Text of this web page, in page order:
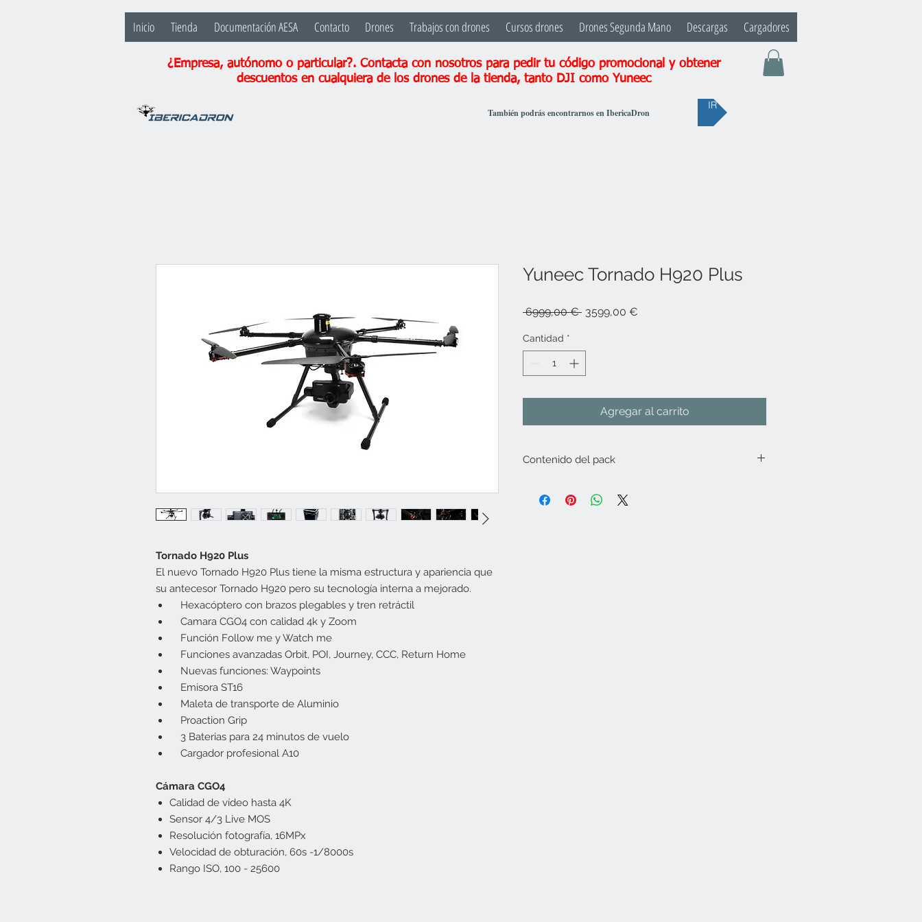
Inicio Tienda Documentación AESA Contacto Drones Trabajos con drones Cursos drones Drones Segunda Mano Descargas Cargadores
¿Empresa, autónomo o particular?. Contacta con nosotros para pedir tu código promocional y obtener
descuentos en cualquiera de los drones de la tienda, tanto DJI como Yuneec
También podrás encontrarnos en IbericaDron
IR
Tornado H920 Plus
El nuevo Tornado H920 Plus tiene la misma estructura y apariencia que
su antecesor Tornado H920 pero su tecnología interna a mejorado.
Hexacóptero con brazos plegables y tren retráctil
Camara CGO4 con calidad 4k y Zoom
Función Follow me y Watch me
Funciones avanzadas Orbit, POI, Journey, CCC, Return Home
Nuevas funciones: Waypoints
Emisora ST16
Maleta de transporte de Aluminio
Proaction Grip
3 Baterias para 24 minutos de vuelo
Cargador profesional A10
Cámara CGO4
Calidad de vídeo hasta 4K
Sensor 4/3 Live MOS
Resolución fotografía, 16MPx
Velocidad de obturación, 60s -1/8000s
Rango ISO, 100 - 25600
Yuneec Tornado H920 Plus
6999,00 € Precio
3599,00 €
Cantidad *
Agregar al carrito
Contenido del pack
8 hélices